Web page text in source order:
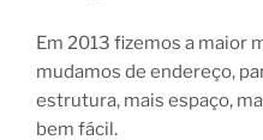
Em 2013 fizemos a maior
mudamos de endereço,
estrutura, mais espaço,
bem fácil.